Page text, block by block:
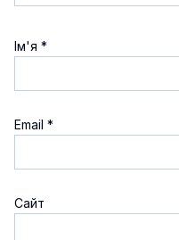
Ім'я *
Email *
Сайт